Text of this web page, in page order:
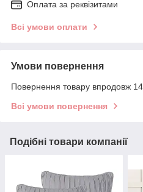
Оплата за реквізитами
Всі умови оплати
Умови повернення
Повернення товару впродовж 14
Всі умови повернення
Подібні товари компанії